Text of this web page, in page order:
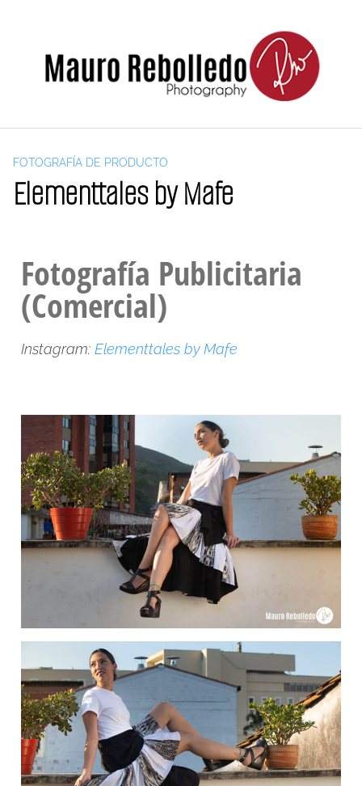
FOTOGRAFÍA DE PRODUCTO
Elementtales by Mafe
Fotografía Publicitaria
(Comercial)
Instagram: Elementtales by Mafe